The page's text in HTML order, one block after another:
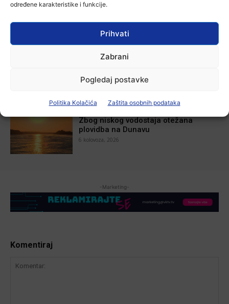
određene karakteristike i funkcije.
Prihvati
Zabrani
Pogledaj postavke
Politika Kolačića Zaštita osobnih podataka
Za dva tjedna započinje još jedna
Aktualno
Zbog niskog vodostaja otežana
plovidba na Dunavu
6 kolovoza, 2026
-Marketing-
Komentiraj